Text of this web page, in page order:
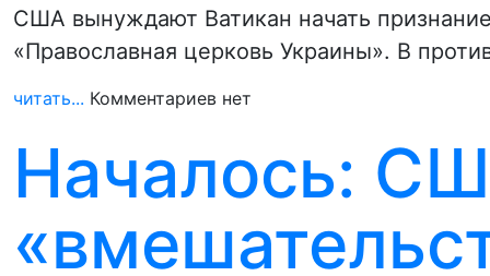
США вынуждают Ватикан начать
«Православная церковь Украины». В
читать... Комментариев нет
Началось: